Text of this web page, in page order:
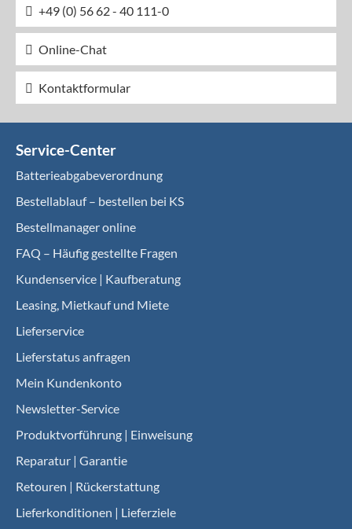
+49 (0) 56 62 - 40 111-0
Online-Chat
Kontaktformular
Service-Center
Batterieabgabeverordnung
Bestellablauf – bestellen bei KS
Bestellmanager online
FAQ – Häufig gestellte Fragen
Kundenservice | Kaufberatung
Leasing, Mietkauf und Miete
Lieferservice
Lieferstatus anfragen
Mein Kundenkonto
Newsletter-Service
Produktvorführung | Einweisung
Reparatur | Garantie
Retouren | Rückerstattung
Lieferkonditionen | Lieferziele